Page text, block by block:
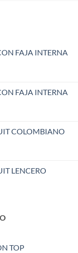
FAJA INTERNA
FAJA INTERNA
COLOMBIANO
LENCERO
TOP